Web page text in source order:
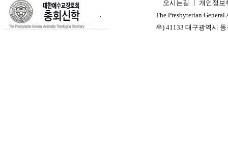
오시는길
개인정보
The Presbyterian
우) 41133 대구광역시